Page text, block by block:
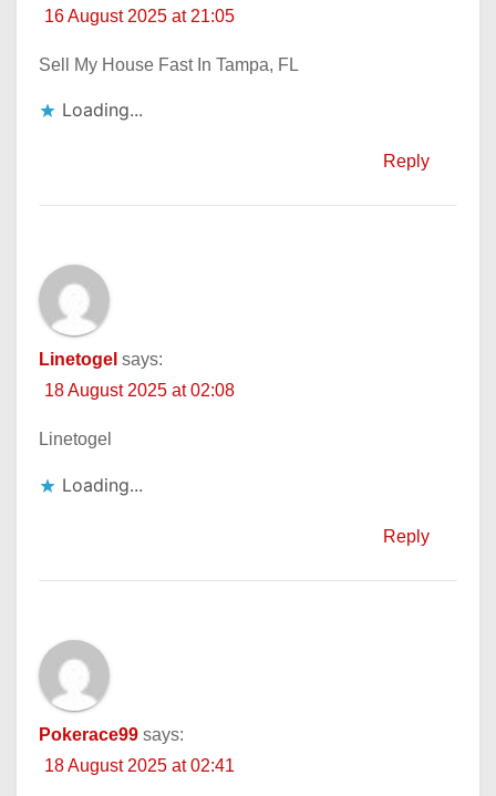
16 August 2025 at 21:05
Sell My House Fast In Tampa, FL
Loading...
Reply
Linetogel says:
18 August 2025 at 02:08
Linetogel
Loading...
Reply
Pokerace99 says:
18 August 2025 at 02:41